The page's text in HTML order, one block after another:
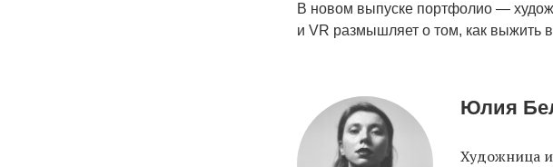
В новом выпуске портфолио —
и VR размышляет о том, как выжить
Юлия
Художница